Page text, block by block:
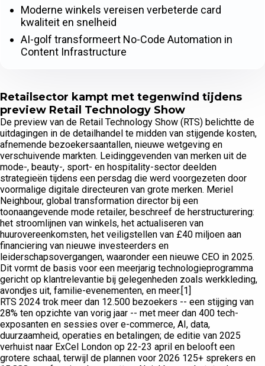
Retailsector kampt met tegenwind tijdens
preview Retail Technology Show
De preview van de Retail Technology Show (RTS) belichtte de
uitdagingen in de detailhandel te midden van stijgende kosten,
afnemende bezoekersaantallen, nieuwe wetgeving en
verschuivende markten. Leidinggevenden van merken uit de
mode-, beauty-, sport- en hospitality-sector deelden
strategieën tijdens een persdag die werd voorgezeten door
voormalige digitale directeuren van grote merken. Meriel
Neighbour, global transformation director bij een
toonaangevende mode retailer, beschreef de herstructurering:
het stroomlijnen van winkels, het actualiseren van
huurovereenkomsten, het veiligstellen van £40 miljoen aan
financiering van nieuwe investeerders en
leiderschapsovergangen, waaronder een nieuwe CEO in 2025.
Dit vormt de basis voor een meerjarig technologieprogramma
gericht op klantrelevantie bij gelegenheden zoals werkkleding,
avondjes uit, familie-evenementen, en meer.[1]
RTS 2024 trok meer dan 12.500 bezoekers -- een stijging van
28% ten opzichte van vorig jaar -- met meer dan 400 tech-
exposanten en sessies over e-commerce, AI, data,
duurzaamheid, operaties en betalingen; de editie van 2025
verhuist naar ExCel London op 22-23 april en belooft een
grotere schaal, terwijl de plannen voor 2026 125+ sprekers en
Moderne winkels vereisen verbeterde card
kwaliteit en snelheid
AI-golf transformeert No-Code Automation in
Content Infrastructure